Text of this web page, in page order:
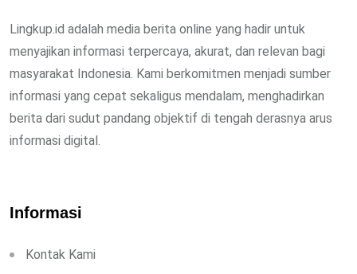
Lingkup.id adalah media berita online yang hadir untuk
menyajikan informasi terpercaya, akurat, dan relevan bagi
masyarakat Indonesia. Kami berkomitmen menjadi sumber
informasi yang cepat sekaligus mendalam, menghadirkan
berita dari sudut pandang objektif di tengah derasnya arus
informasi digital.
Informasi
Kontak Kami